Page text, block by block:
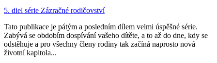
5. diel série Zázračné rodičovství
Tato publikace je pátým a posledním dílem velmi úspěšné série.
Zabývá se obdobím dospívání vašeho dítěte, a to až do dne, kdy se
odstěhuje a pro všechny členy rodiny tak začíná naprosto nová
životní kapitola...